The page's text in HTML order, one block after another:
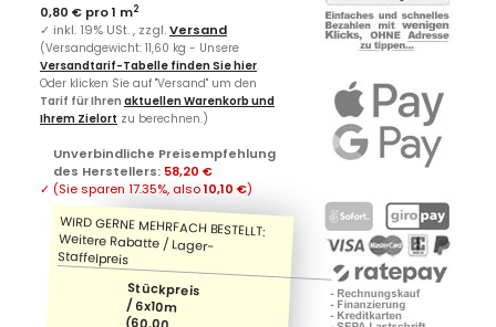
0,80 € pro 1 m2
✓ inkl. 19% USt. , zzgl.Versand
(Versandgewicht: 11,60 kg - Unsere
Versandtarif-Tabelle finden Sie hier.
Oder klicken Sie auf "Versand" um den
Tarif für Ihren aktuellen Warenkorb und
Ihrem Zielort zu berechnen.)
Unverbindliche Preisempfehlung
des Herstellers: 58,20 €
✓ (Sie sparen 17.35%, also10,10 €)
Stückpreis
/ 6x10m
(60,00